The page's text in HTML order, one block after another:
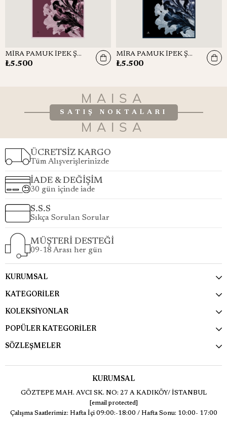
MİRA PAMUK İPEK ŞAL 70*190 CM - GÜL KURUSU
₺5.500
MİRA PAMUK İPEK ŞAL 70*190 CM - LACİVERT
₺5.500
MAISA
SATIŞ NOKTALARI
MAISA
ÜCRETSİZ KARGO
Tüm Alışverişlerinizde
İADE & DEĞİŞİM
30 gün içinde iade
S.S.S
Sıkça Sorulan Sorular
MÜŞTERİ DESTEĞİ
09-18 Arası her gün
KURUMSAL
KATEGORİLER
KOLEKSİYONLAR
POPÜLER KATEGORİLER
SÖZLEŞMELER
KURUMSAL
GÖZTEPE MAH. AVCI SK. NO: 27 A KADIKÖY/ İSTANBUL
[email protected]
Çalışma Saatlerimiz: Hafta İçi 09:00:-18:00 / Hafta Sonu: 10:00- 17:00